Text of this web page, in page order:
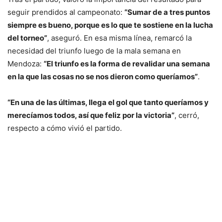
seguir prendidos al campeonato: “Sumar de a tres puntos
siempre es bueno, porque es lo que te sostiene en la lucha
del torneo”, aseguró. En esa misma línea, remarcó la
necesidad del triunfo luego de la mala semana en
Mendoza: “El triunfo es la forma de revalidar una semana
en la que las cosas no se nos dieron como queríamos”.
“En una de las últimas, llega el gol que tanto queríamos y
merecíamos todos, así que feliz por la victoria”, cerró,
respecto a cómo vivió el partido.